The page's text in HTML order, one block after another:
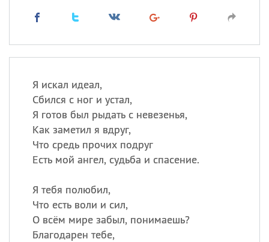
Я искал идеал,
Сбился с ног и устал,
Я готов был рыдать с невезенья,
Как заметил я вдруг,
Что средь прочих подруг
Есть мой ангел, судьба и спасение.
Я тебя полюбил,
Что есть воли и сил,
О всём мире забыл, понимаешь?
Благодарен тебе,